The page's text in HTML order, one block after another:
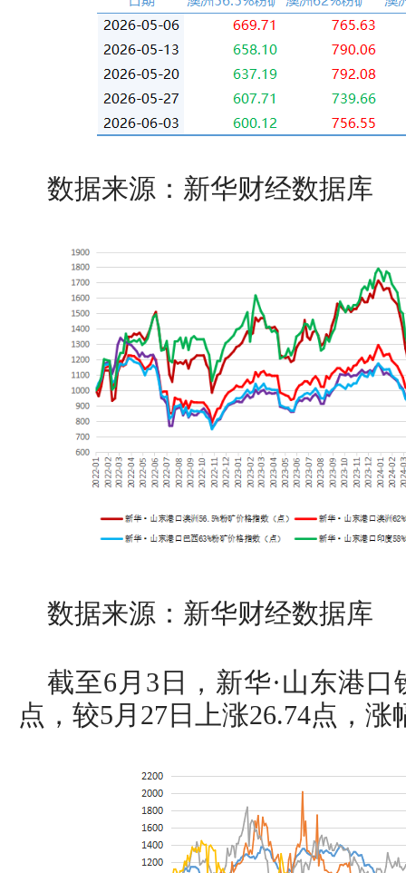
数据来源：新华财经数据库
数据来源：新华财经数据库
截至6月3日，新华·山东港口
点，较5月27日上涨26.74点，涨